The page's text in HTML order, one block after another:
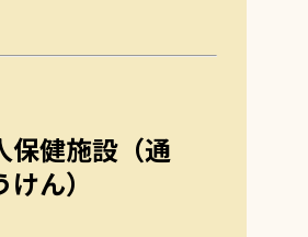
保健施設（通
ん）